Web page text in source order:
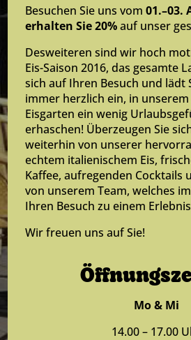
Besuchen Sie uns vom01.–03.
erhalten Sie 20%auf unser
Desweiteren sind wir hoch
Eis-Saison 2016, das gesamte
sich auf Ihren Besuch und lädt
immer herzlich ein, in
Eisgarten ein wenig
erhaschen! Überzeugen Sie
weiterhin von unserer
echtem italienischem Eis,
Kaffee, aufregenden Cocktails
von unserem Team, welches
Ihren Besuch zu einem
Wir freuen uns auf Sie!
Mo & Mi
14.00 – 17.00